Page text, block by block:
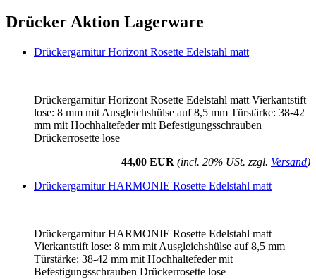
Drücker Aktion Lagerware
Drückergarnitur Horizont Rosette Edelstahl matt
Drückergarnitur Horizont Rosette Edelstahl matt Vierkantstift
lose: 8 mm mit Ausgleichshülse auf 8,5 mm Türstärke: 38-42
mm mit Hochhaltefeder mit Befestigungsschrauben
Drückerrosette lose
44,00 EUR (incl. 20% USt. zzgl. Versand)
Drückergarnitur HARMONIE Rosette Edelstahl matt
Drückergarnitur HARMONIE Rosette Edelstahl matt
Vierkantstift lose: 8 mm mit Ausgleichshülse auf 8,5 mm
Türstärke: 38-42 mm mit Hochhaltefeder mit
Befestigungsschrauben Drückerrosette lose